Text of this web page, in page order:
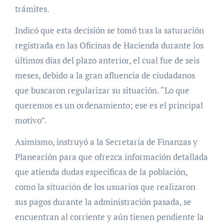
trámites.
Indicó que esta decisión se tomó tras la saturación
registrada en las Oficinas de Hacienda durante los
últimos días del plazo anterior, el cual fue de seis
meses, debido a la gran afluencia de ciudadanos
que buscaron regularizar su situación. “Lo que
queremos es un ordenamiento; ese es el principal
motivo”.
Asimismo, instruyó a la Secretaría de Finanzas y
Planeación para que ofrezca información detallada
que atienda dudas específicas de la población,
como la situación de los usuarios que realizaron
sus pagos durante la administración pasada, se
encuentran al corriente y aún tienen pendiente la